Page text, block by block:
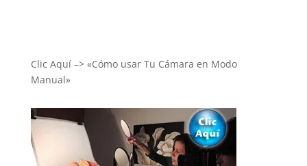
Clic Aquí –> «Cómo usar Tu Cámara en Modo
Manual»